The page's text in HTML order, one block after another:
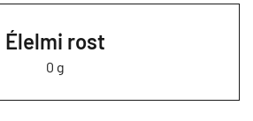
Élelmi rost
0 g